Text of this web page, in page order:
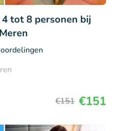
tot 8 personen bij
€151 €151